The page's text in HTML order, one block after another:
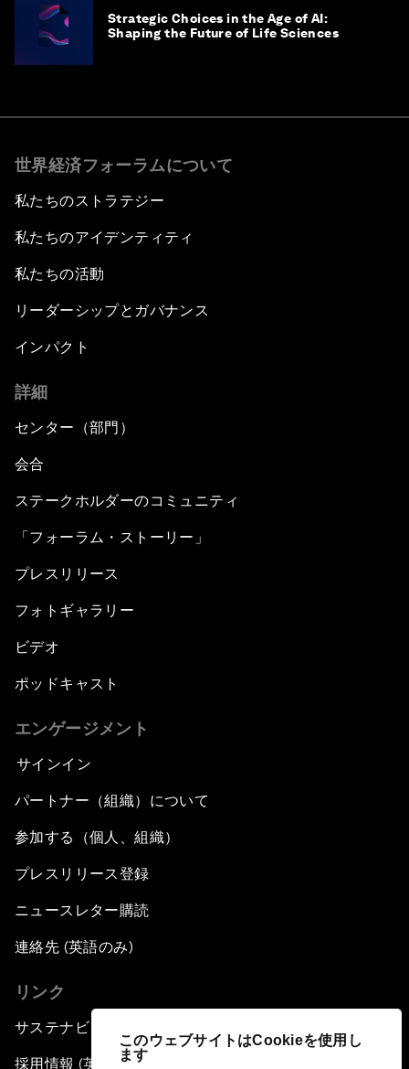
このウェブサイトはCookieを使用し
ます
Strategic Choices in the Age of AI:
Shaping the Future of Life Sciences
世界経済フォーラムについて
私たちのストラテジー
私たちのアイデンティティ
私たちの活動
リーダーシップとガバナンス
インパクト
詳細
センター（部門）
会合
ステークホルダーのコミュニティ
「フォーラム・ストーリー」
プレスリリース
フォトギャラリー
ビデオ
ポッドキャスト
エンゲージメント
サインイン
パートナー（組織）について
参加する（個人、組織）
プレスリリース登録
ニュースレター購読
連絡先 (英語のみ)
リンク
サステナビリティへの取り組み
採用情報 (英語のみ)